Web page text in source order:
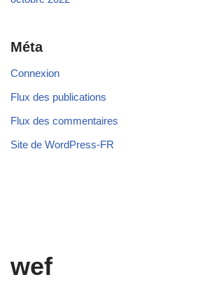
Méta
Connexion
Flux des publications
Flux des commentaires
Site de WordPress-FR
wef